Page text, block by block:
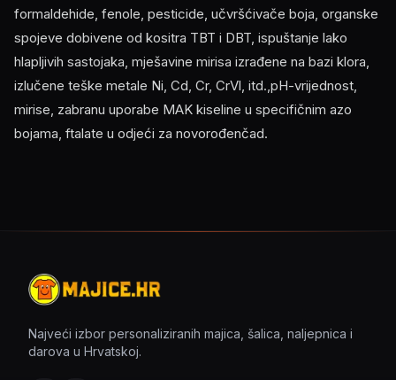
formaldehide, fenole, pesticide, učvršćivače boja, organske
spojeve dobivene od kositra TBT i DBT, ispuštanje lako
hlapljivih sastojaka, mješavine mirisa izrađene na bazi klora,
izlučene teške metale Ni, Cd, Cr, CrVl, itd.,pH-vrijednost,
mirise, zabranu uporabe MAK kiseline u specifičnim azo
bojama, ftalate u odjeći za novorođenčad.
Najveći izbor personaliziranih majica, šalica, naljepnica i
darova u Hrvatskoj.